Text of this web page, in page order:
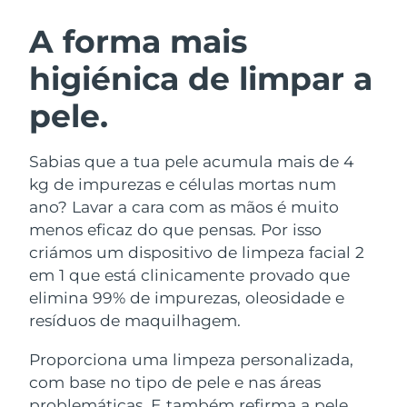
A forma mais
higiénica de limpar a
pele.
Sabias que a tua pele acumula mais de 4
kg de impurezas e células mortas num
ano? Lavar a cara com as mãos é muito
menos eficaz do que pensas. Por isso
criámos um dispositivo de limpeza facial 2
em 1 que está clinicamente provado que
elimina 99% de impurezas, oleosidade e
resíduos de maquilhagem.
Proporciona uma limpeza personalizada,
com base no tipo de pele e nas áreas
Limpeza facial
Anti-aging massage
LUNA™ 4 Plus
Massage, LED heating
LUNA™ 4 Men
Microcurrent toning
BEAR™ 2 go
Microcurrent toning on-the-go
BEAR™ 2 eyes & lips
Hidratação
UFO™ 3 kit
Deep facial hydration
UFO™ 3 LED
Near-infrared and red light therapy
device
Cuidado oral
issa™ 4
Hybrid silicone sonic toothbrush
Smart hybrid silicone sonic toothbrush
TRATAMENTO ANTIENVELHECIMENTO
FAQ™
Antienvelhecimento Tratamentos LED
Áustria
Barein Entrega prevista8/10/26
Bélgica
Bermudas Entrega prevista8/15/26
Bósnia e
Herzegovina
Entrega prevista8/12/26
Brunei Entrega prevista8/14/26
Bulgária Entrega prevista8/9/26
Chile Entrega prevista